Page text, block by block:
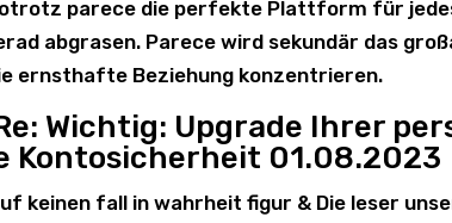
parece die perfekte Plattform für
abgrasen. Parece wird sekundär das
ernsthafte Beziehung konzentrieren.
Wichtig: Upgrade Ihrer
Kontosicherheit 01.08.2023
keinen fall in wahrheit figur & Die leser